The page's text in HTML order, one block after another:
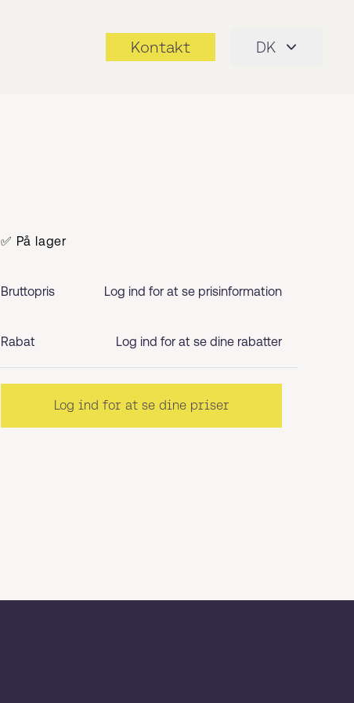
Kontakt DK
✅ På lager
Bruttopris Log ind for at se prisinformation
Rabat Log ind for at se dine rabatter
Log ind for at se dine priser